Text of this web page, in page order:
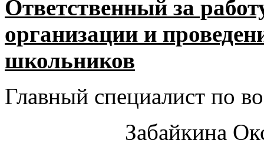
Ответственный за
организации и
школьников​
Главный специалист по
Забайкина